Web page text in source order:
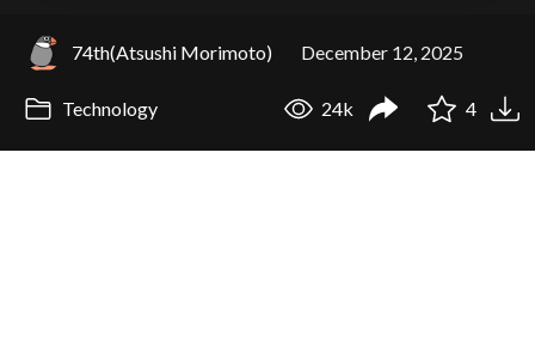
74th(Atsushi Morimoto) December 12, 2025
Technology 24k 4